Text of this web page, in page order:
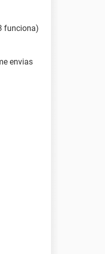
funciona)
envias